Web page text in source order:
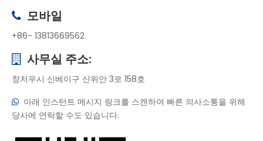
 모바일
+86- 13813669562

사무실 주소:
창저우시 신베이구 신위안 3로 158호

아래 인스턴트 메시지 링크를 스캔하여 빠른 의사소통을 위해
당사에 연락할 수도 있습니다.